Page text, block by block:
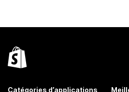
Catégories d’applications